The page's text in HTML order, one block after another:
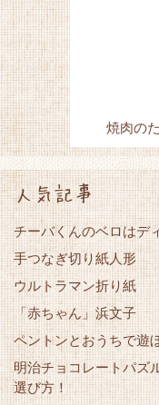
焼肉の
人気記事
チーバくんのベロはデ
手つなぎ切り紙人形
ウルトラマン折り紙
「赤ちゃん」浜文子
ペントンとおうちで遊
明治チョコレートパズ
選び方！